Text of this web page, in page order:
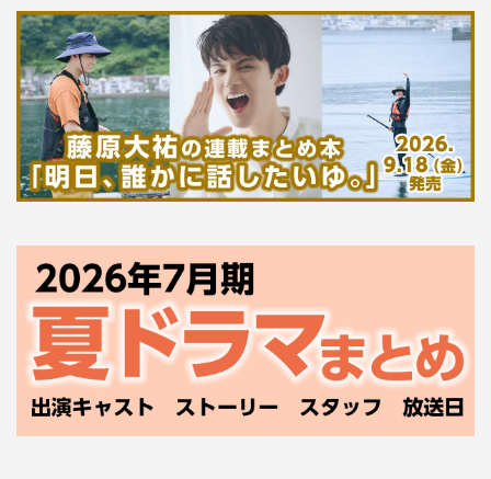
よゐこ 南明奈 有野晋哉
濱口優